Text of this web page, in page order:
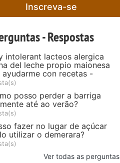
Inscreva-se
- Respostas
intolerant lacteos alergica
del leche propio maionesa
ayudarme con recetas -
posso perder a barriga
até ao verão?
fazer no lugar de açúcar
utilizar o demerara?
Ver todas as perguntas